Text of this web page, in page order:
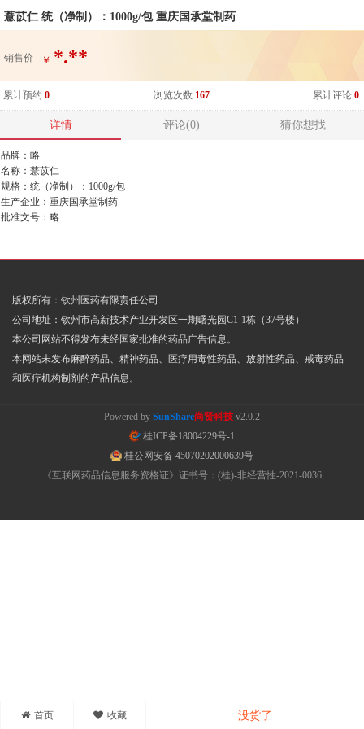
薏苡仁 统（净制）：1000g/包 重庆国承堂制药
销售价 ￥ *.**
累计预约 0 浏览次数 167 累计评论 0
首页 收藏 没货了
详情 评论(0) 猜你想找
品牌：略
名称：薏苡仁
规格：统（净制）：1000g/包
生产企业：重庆国承堂制药
批准文号：略
版权所有：钦州医药有限责任公司
公司地址：钦州市高新技术产业开发区一期曙光园C1-1栋（37号楼）
本公司网站不得发布未经国家批准的药品广告信息。
本网站未发布麻醉药品、精神药品、医疗用毒性药品、放射性药品、戒毒药品
和医疗机构制剂的产品信息。
Powered by SunShare尚贤科技 v2.0.2
桂ICP备18004229号-1
桂公网安备 45070202000639号
《互联网药品信息服务资格证》证书号：(桂)-非经营性-2021-0036